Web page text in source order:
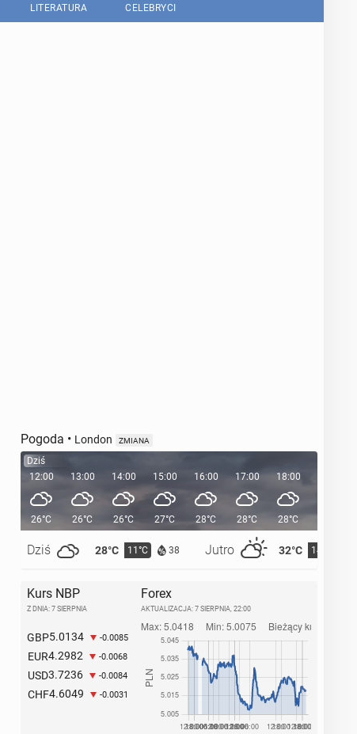
LITERATURA CELEBRYCI
Pogoda • London ZMIANA
Dziś
12:00
26°C
Dziś 28°C 11°C 38 Jutro 32°C 14°C
13:00
26°C
14:00
26°C
15:00
27°C
16:00
28°C
17:00
28°C
18:00
28°C
Kurs NBP
Z DNIA: 7 SIERPNIA
GBP5.0134 -0.0085
EUR4.2982 -0.0068
USD3.7236 -0.0084
CHF4.6049 -0.0031
Forex
AKTUALIZACJA: 7 SIERPNIA, 22:00